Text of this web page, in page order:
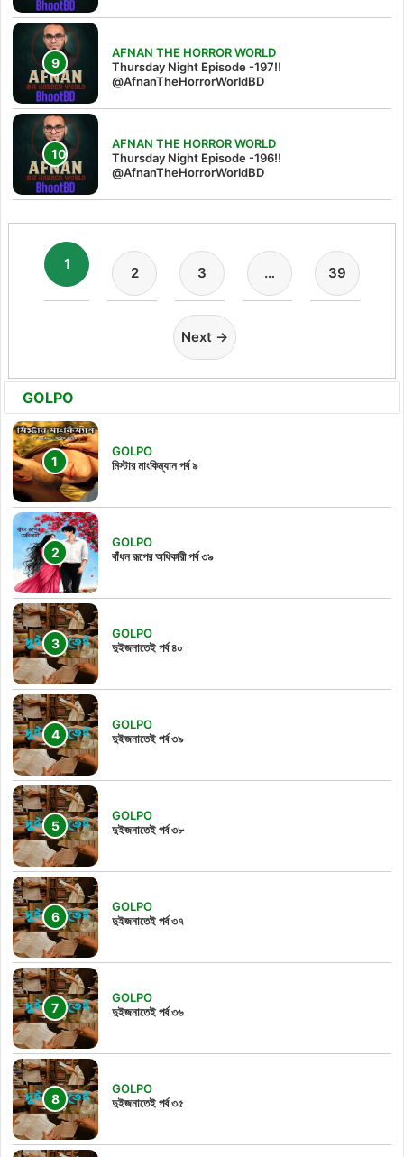
AFNAN THE HORROR WORLD
Thursday Night Episode -197!!‪
@AfnanTheHorrorWorldBD‬
AFNAN THE HORROR WORLD
Thursday Night Episode -196!!
@AfnanTheHorrorWorldBD
1
2 3 … 39
Next →
GOLPO
GOLPO
মিস্টার মাংকিম্যান পর্ব ৯
GOLPO
বাঁধন রূপের অধিকারী পর্ব ৩৯
GOLPO
দুইজনাতেই পর্ব ৪০
GOLPO
দুইজনাতেই পর্ব ৩৯
GOLPO
দুইজনাতেই পর্ব ৩৮
GOLPO
দুইজনাতেই পর্ব ৩৭
GOLPO
দুইজনাতেই পর্ব ৩৬
GOLPO
দুইজনাতেই পর্ব ৩৫